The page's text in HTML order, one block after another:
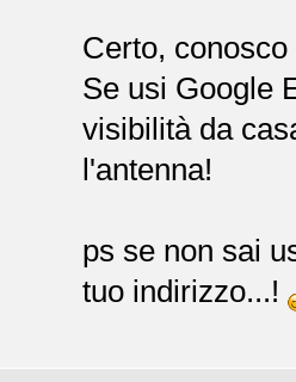
Certo,
Se usi Google
visibilità da
l'antenna!
ps se non sai
tuo indirizzo...!